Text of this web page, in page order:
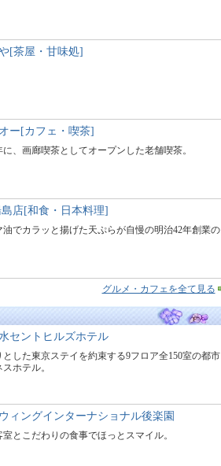
[茶屋・甘味処]
ー[カフェ・喫茶]
に、画廊喫茶としてオープンした老舗喫茶。
店[和食・日本料理]
油でカラッと揚げた天ぷらが自慢の明治42年創業の
グルメ・カフェを全て見る
セントヒルズホテル
とした東京ステイを約束する9フロア全150室の都市
ホテル。
ィングインターナショナル後楽園
とこだわりの食事でほっとスマイル。